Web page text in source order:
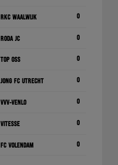
RKC Waalwijk 0
Roda JC 0
TOP Oss 0
Jong FC Utrecht 0
VVV-Venlo 0
Vitesse 0
FC Volendam 0